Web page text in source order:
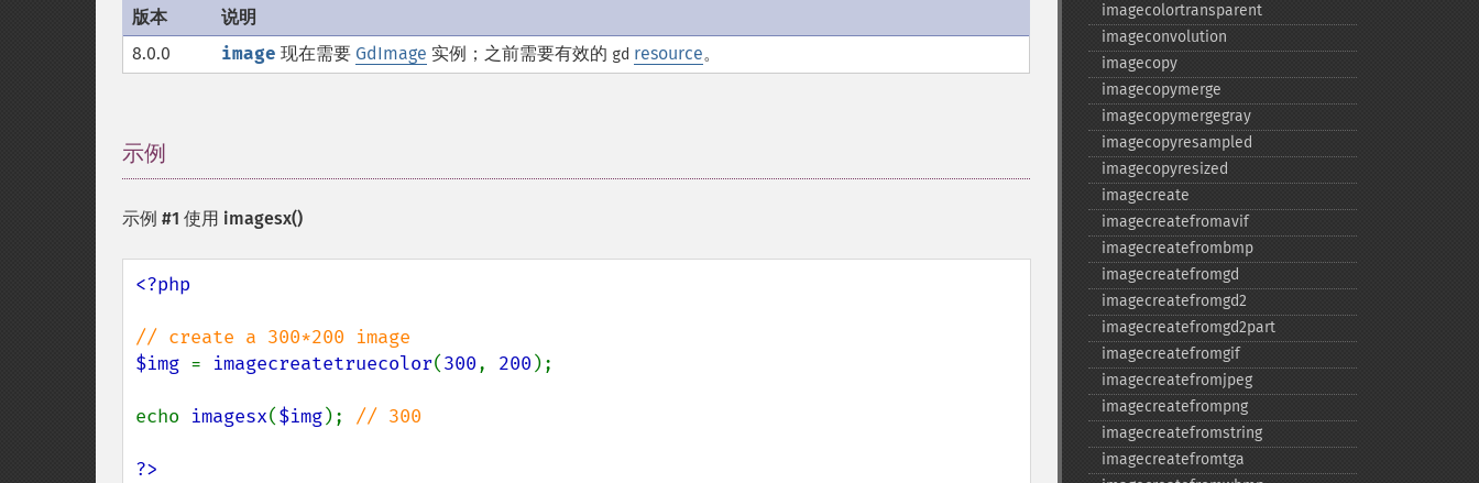
版本
说明
8.0.0
image 现在需要 GdImage 实例；之前需要有效的 gd resource。
示例
示例 #1 使用 imagesx()
<?php
$img = imagecreatetruecolor(300, 200 );
echo imagesx($img); // 300
?>
imagecolortransparent
imageconvolution
imagecopy
imagecopymerge
imagecopymergegray
imagecopyresampled
imagecopyresized
imagecreate
imagecreatefromavif
imagecreatefrombmp
imagecreatefromgd
imagecreatefromgd2
imagecreatefromgd2part
imagecreatefromgif
imagecreatefromjpeg
imagecreatefrompng
imagecreatefromstring
imagecreatefromtga